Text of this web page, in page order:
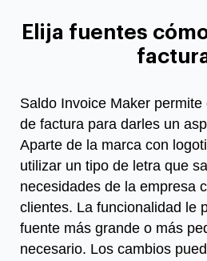
Elija fuentes
Saldo Invoice Maker
de factura para darles un
Aparte de la marca con
utilizar un tipo de letra que
necesidades de la empresa
clientes. La funcionalidad le
fuente más grande o más
necesario. Los cambios